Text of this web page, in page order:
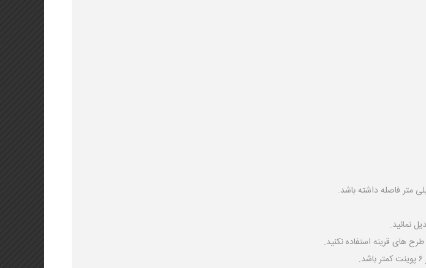
های قرینه استفاده نکنید.